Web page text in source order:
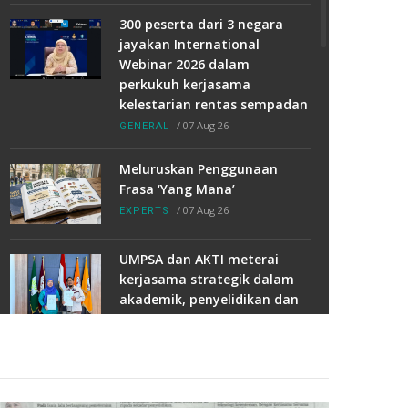
300 peserta dari 3 negara
jayakan International
Webinar 2026 dalam
perkukuh kerjasama
kelestarian rentas sempadan
GENERAL / 07 Aug 26
Meluruskan Penggunaan
Frasa ‘Yang Mana’
EXPERTS / 07 Aug 26
UMPSA dan AKTI meterai
kerjasama strategik dalam
akademik, penyelidikan dan
TVET
17 pelajar UMPSA timba ilmu
teknologi solar di China